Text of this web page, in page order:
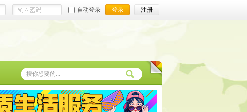
自动登录 登录 注册